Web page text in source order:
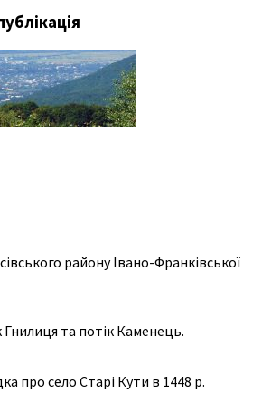
району Івано-Франківської
Гнилиця та потік Каменець.
про село Старі Кути в 1448 р.